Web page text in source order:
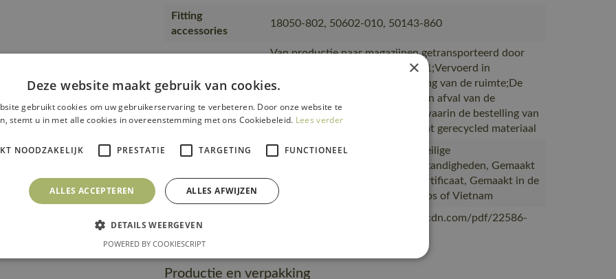
Fitting
accessories
18050-802, 50602-010, 50143-860
Transport en
Van productie naar magazijnen getransporteerd door
transportpartners met ISO 14001;Vervoerd in
zendingen met maximale benutting van de ruimte;De
productverpakking is gemaakt van afval van de
plasticproductie;De verpakking waarin de bestelling van
MASCOT, is gemaakt van of bevat gerecycled materiaal
wat het bewijs is van goede en veilige
medewerkerrelaties en werkomstandigheden, Gemaakt
in productie met een SA8000-certificaat, Gemaakt in de
eigen fabriek van MASCOT in Laos of Vietnam
Url product pdf
https://mascotsitecore-1ccb8.kxcdn.com/pdf/22586-
Productie en verpakking
×
Deze website maakt gebruik van cookies.
gebruikt cookies om uw gebruikerservaring te verbeteren. Door onze website te
stemt u in met alle cookies in overeenstemming met ons Cookiebeleid. Lees verder
NOODZAKELIJK PRESTATIE TARGETING FUNCTIONEEL
ALLES ACCEPTEREN ALLES AFWIJZEN
DETAILS WEERGEVEN
POWERED BY COOKIESCRIPT